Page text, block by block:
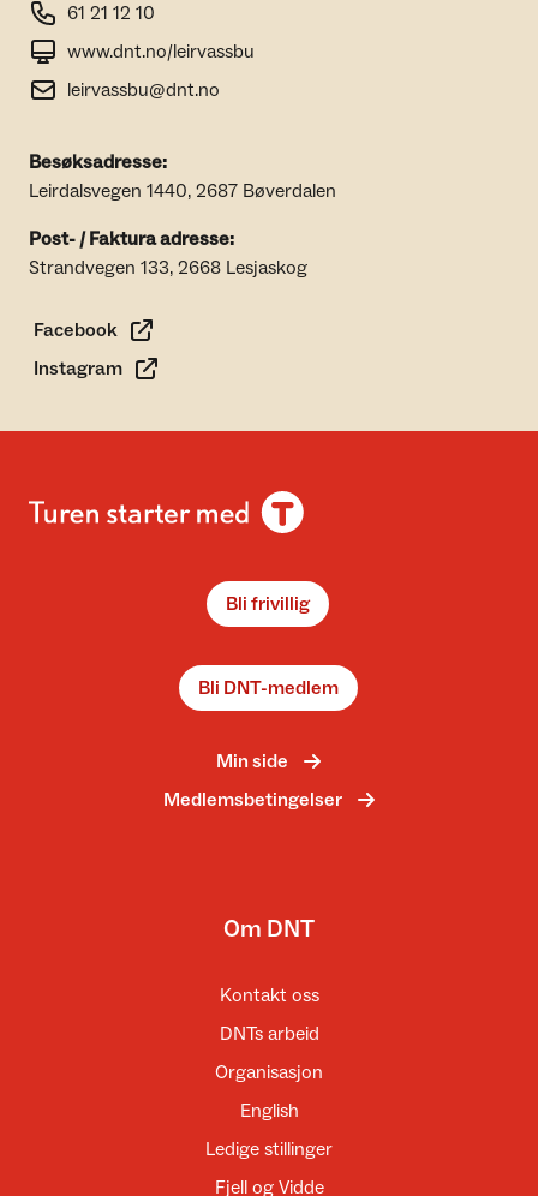
61 21 12 10
www.dnt.no/leirvassbu
leirvassbu@dnt.no
Besøksadresse:
Leirdalsvegen 1440, 2687 Bøverdalen
Post- / Faktura adresse:
Strandvegen 133, 2668 Lesjaskog
Facebook
Instagram
Bli frivillig
Bli DNT-medlem
Min side
Medlemsbetingelser
Om DNT
Kontakt oss
DNTs arbeid
Organisasjon
English
Ledige stillinger
Fjell og Vidde